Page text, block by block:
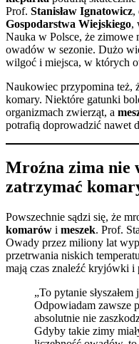
Prof. Stanisław Ignatowicz,
Gospodarstwa Wiejskiego,
Nauka w Polsce, że zimowe
owadów w sezonie. Dużo
wilgoć i miejsca, w których
Naukowiec przypomina też,
komary. Niektóre gatunki
organizmach zwierząt, a
potrafią doprowadzić nawet
Mroźna zima nie
zatrzymać
Powszechnie sądzi się, że
komarów i meszek. Prof.
Owady przez miliony lat
przetrwania niskich
mają czas znaleźć kryjówki
„To pytanie
Odpowiadam zawsze
absolutnie nie
Gdyby takie zimy